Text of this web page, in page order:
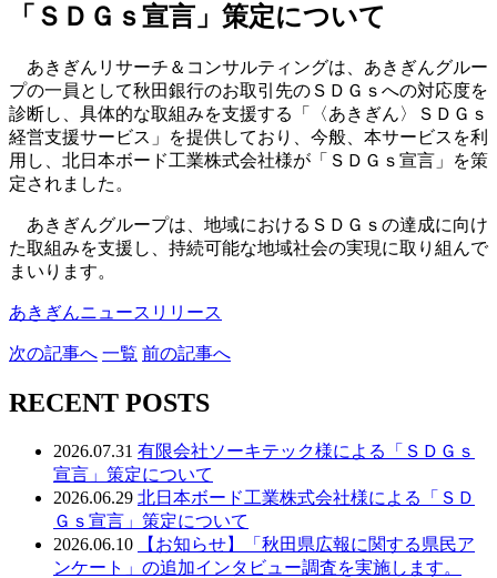
「ＳＤＧｓ宣言」策定について
あきぎんリサーチ＆コンサルティングは、あきぎんグルー
プの一員として秋田銀行のお取引先のＳＤＧｓへの対応度を
診断し、具体的な取組みを支援する「〈あきぎん〉ＳＤＧｓ
経営支援サービス」を提供しており、今般、本サービスを利
用し、北日本ボード工業株式会社様が「ＳＤＧｓ宣言」を策
定されました。
あきぎんグループは、地域におけるＳＤＧｓの達成に向け
た取組みを支援し、持続可能な地域社会の実現に取り組んで
まいります。
あきぎんニュースリリース
次の記事へ 一覧 前の記事へ
RECENT POSTS
2026.07.31 有限会社ソーキテック様による「ＳＤＧｓ
宣言」策定について
2026.06.29 北日本ボード工業株式会社様による「ＳＤ
Ｇｓ宣言」策定について
2026.06.10
【お知らせ】「秋田県広報に関する県民ア
ンケート」の追加インタビュー調査を実施します。